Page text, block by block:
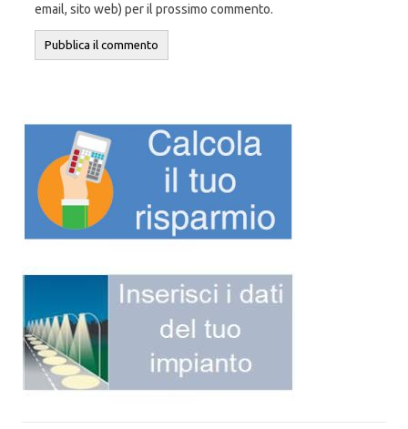
email, sito web) per il prossimo commento.